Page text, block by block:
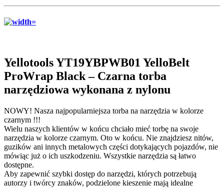
Yellotools YT19YBPWB01 YelloBelt
ProWrap Black – Czarna torba
narzędziowa wykonana z nylonu
NOWY! Nasza najpopularniejsza torba na narzędzia w kolorze
czarnym !!!
Wielu naszych klientów w końcu chciało mieć torbę na swoje
narzędzia w kolorze czarnym. Oto w końcu. Nie znajdziesz nitów,
guzików ani innych metalowych części dotykających pojazdów, nie
mówiąc już o ich uszkodzeniu. Wszystkie narzędzia są łatwo
dostępne.
Aby zapewnić szybki dostęp do narzędzi, których potrzebują
autorzy i twórcy znaków, podzielone kieszenie mają idealne